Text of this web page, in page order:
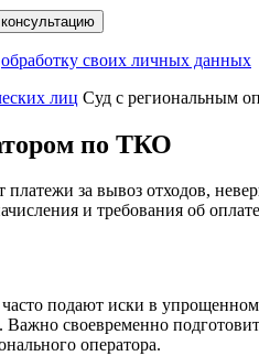
обработку своих личных данных
лиц Суд с региональным
по ТКО
платежи за вывоз отходов,
и требования об
подают иски в
Важно своевременно
оператора.